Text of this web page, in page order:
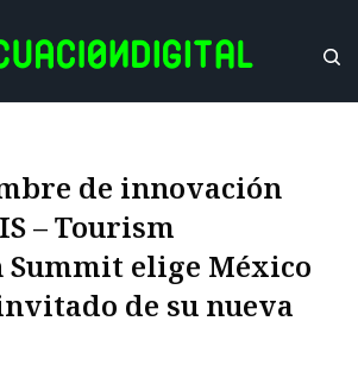
de innovación
– Tourism
elige México
de su nueva